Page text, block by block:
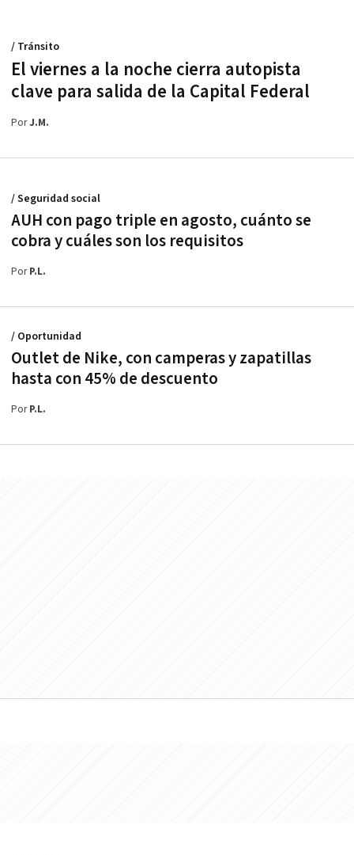
El viernes a la noche cierra autopista
clave para salida de la Capital Federal
/ Tránsito
PorJ.M.
AUH con pago triple en agosto, cuánto se
cobra y cuáles son los requisitos
/ Seguridad social
PorP.L.
Outlet de Nike, con camperas y zapatillas
hasta con 45% de descuento
/ Oportunidad
PorP.L.